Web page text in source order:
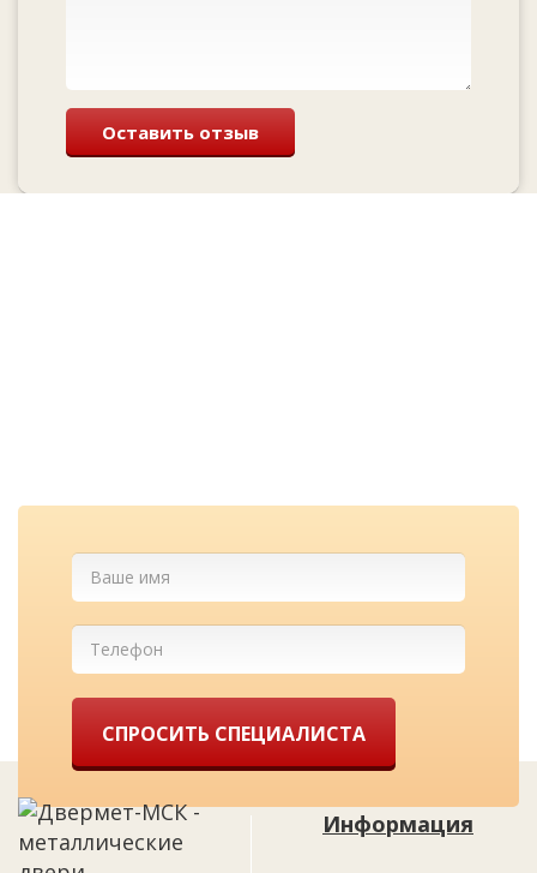
Оставить отзыв
СПРОСИТЬ СПЕЦИАЛИСТА
Информация